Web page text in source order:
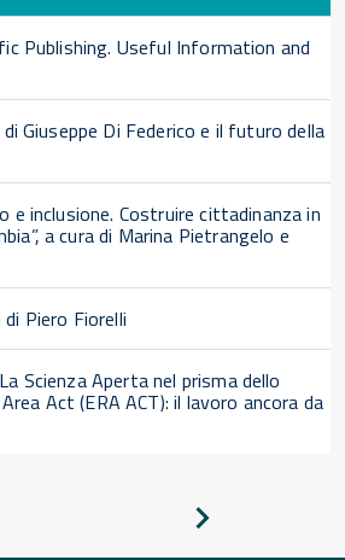
Publishing. Useful Information and
Giuseppe Di Federico e il futuro della
e inclusione. Costruire cittadinanza in
a cura di Marina Pietrangelo e
Piero Fiorelli
Scienza Aperta nel prisma dello
Act (ERA ACT): il lavoro ancora da